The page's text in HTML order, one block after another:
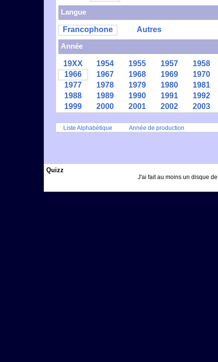
Langue
Francophone
Autres
Année
19XX 1954 1955 1957
1958
1966
1967 1968 1969
1970
1977
1978 1979 1980
1981
1988
1989 1990 1991
1992
1999
2000 2001 2002 2003
Liste Alphabétique Année de production
Quizz
J'ai fait au moins un disque